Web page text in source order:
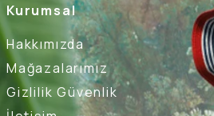
Kurumsal
Hakkımızda
Mağazalarımız
Gizlilik Güvenlik